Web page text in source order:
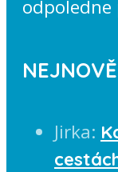
odpoledne
Jirka: